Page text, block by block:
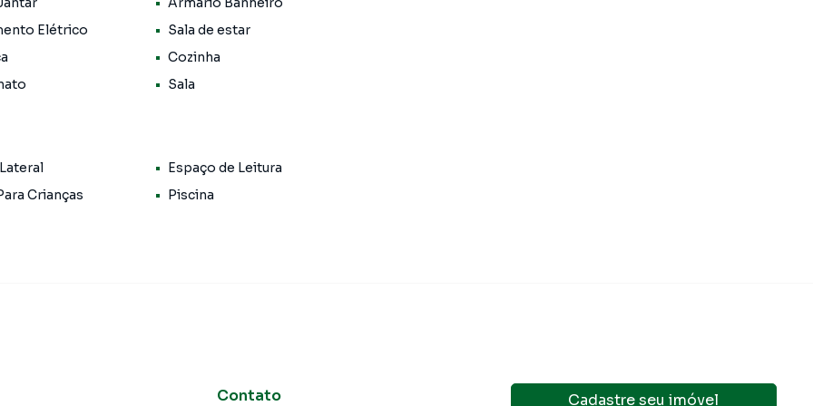
planejada, equipada com churrasqueira e forno
em um ambiente sofisticado e acolhedor.
Casa Branca, em Caraguatatuba. Não encontrou
Elétrico
Sala de estar
Cozinha
Sala
Espaço de Leitura
Crianças
Piscina
Contato Cadastre seu imóvel